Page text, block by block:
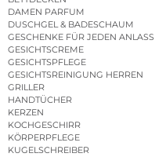
DAMEN PARFUM
DUSCHGEL & BADESCHAUM
GESCHENKE FÜR JEDEN ANLASS
GESICHTSCREME
GESICHTSPFLEGE
GESICHTSREINIGUNG HERREN
GRILLER
HANDTÜCHER
KERZEN
KOCHGESCHIRR
KÖRPERPFLEGE
KUGELSCHREIBER